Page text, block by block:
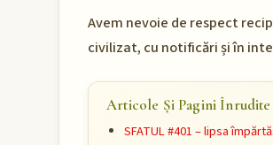
Avem nevoie de respect
civilizat, cu notificări și în
Articole Și Pagini Înrudite
SFATUL #401 – lipsa